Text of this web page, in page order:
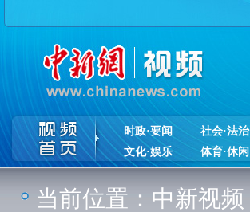
时政·要闻 社会·法治
文化·娱乐
体育·休闲
当前位置： 中新视频